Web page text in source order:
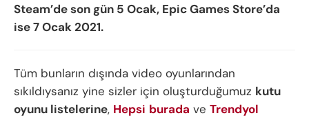
Steam’de son gün 5 Ocak, Epic Games Store’da
ise 7 Ocak 2021.
Tüm bunların dışında video oyunlarından
sıkıldıysanız yine sizler için oluşturduğumuz kutu
oyunu listelerine, Hepsi burada ve Trendyol